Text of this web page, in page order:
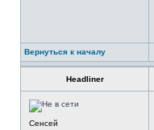
Вернуться к началу
Headliner
Сенсей